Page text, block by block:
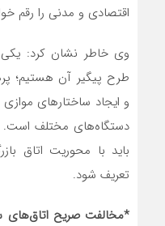
اقتصادی و مدنی را رقم
وی خاطر نشان کرد: یکی
طرح پیگیر آن هستیم؛
و ایجاد ساختارهای
دستگاه‌های مختلف است.
باید با محوریت اتاق
تعریف شود.
*مخالفت صریح اتاق‌های